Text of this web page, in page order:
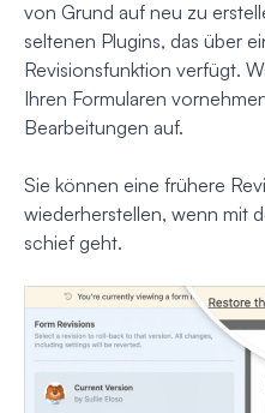
von Grund auf neu zu
seltenen Plugins, das über
Revisionsfunktion verfügt.
Ihren Formularen
Bearbeitungen auf.
Sie können eine frühere
wiederherstellen, wenn mit
schief geht.